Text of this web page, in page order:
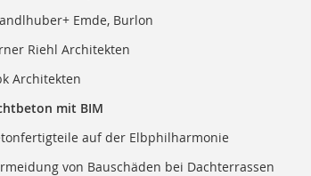
Emde, Burlon
Riehl Architekten
Architekten
mit BIM
auf der Elbphilharmonie
von Bauschäden bei Dachterrassen